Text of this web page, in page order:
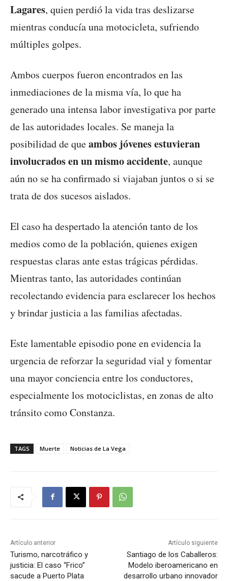
Lagares, quien perdió la vida tras deslizarse
mientras conducía una motocicleta, sufriendo
múltiples golpes.
Ambos cuerpos fueron encontrados en las
inmediaciones de la misma vía, lo que ha
generado una intensa labor investigativa por parte
de las autoridades locales. Se maneja la
posibilidad de queambos jóvenes estuvieran
involucrados en un mismo accidente, aunque
aún no se ha confirmado si viajaban juntos o si se
trata de dos sucesos aislados.
El caso ha despertado la atención tanto de los
medios como de la población, quienes exigen
respuestas claras ante estas trágicas pérdidas.
Mientras tanto, las autoridades continúan
recolectando evidencia para esclarecer los hechos
y brindar justicia a las familias afectadas.
Este lamentable episodio pone en evidencia la
urgencia de reforzar la seguridad vial y fomentar
una mayor conciencia entre los conductores,
especialmente los motociclistas, en zonas de alto
tránsito como Constanza.
TAGS Muerte Noticias de La Vega
Artículo anterior
Turismo, narcotráfico y
justicia: El caso “Frico”
sacude a Puerto Plata
Artículo siguiente
Santiago de los Caballeros:
Modelo iberoamericano en
desarrollo urbano innovador